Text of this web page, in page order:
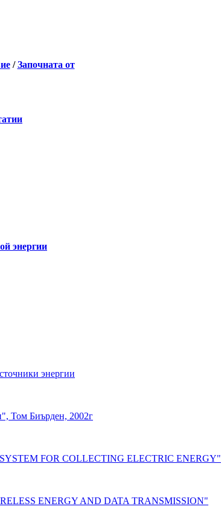
/Започната от
энергии
энергии
Том Биърден, 2002г
FOR COLLECTING ELECTRIC ENERGY"
ENERGY AND DATA TRANSMISSION"